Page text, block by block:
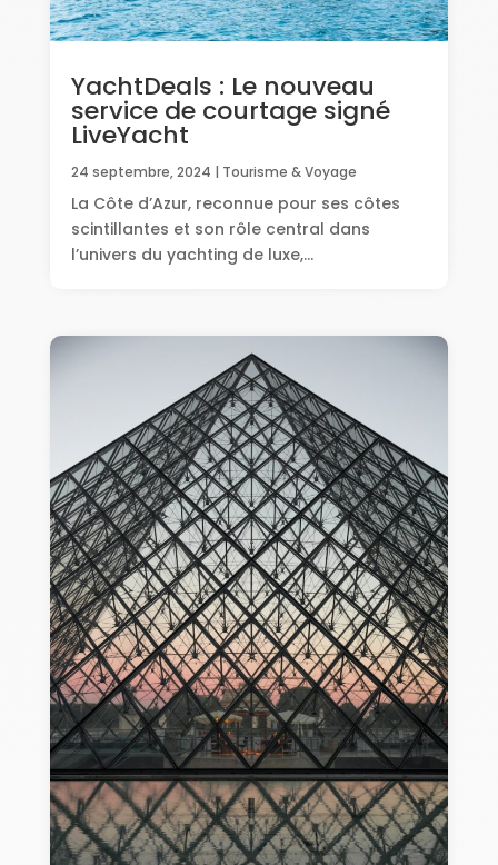
YachtDeals : Le nouveau
service de courtage signé
LiveYacht
24 septembre, 2024 | Tourisme & Voyage
La Côte d’Azur, reconnue pour ses côtes
scintillantes et son rôle central dans
l’univers du yachting de luxe,...